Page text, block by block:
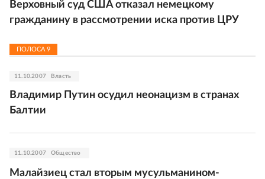
Верховный суд США отказал немецкому
гражданину в рассмотрении иска против ЦРУ
ПОЛОСА 9
11.10.2007 Власть
Владимир Путин осудил неонацизм в странах
Балтии
11.10.2007 Общество
Малайзиец стал вторым мусульманином-